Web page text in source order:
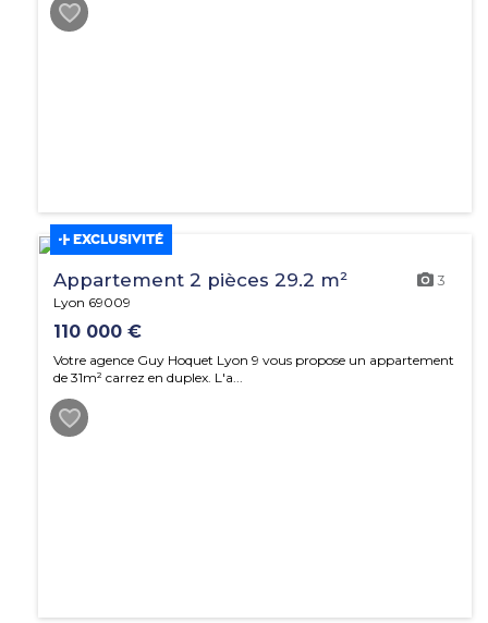
EXCLUSIVITÉ
Appartement 2 pièces 29.2 m² 3
Lyon 69009
110 000 €
Votre agence Guy Hoquet Lyon 9 vous propose un appartement
de 31m² carrez en duplex. L'a...